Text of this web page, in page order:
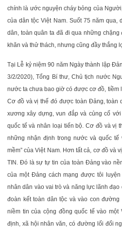
chính là ước nguyện cháy bỏng của
của dân tộc Việt Nam. Suốt 75 năm
dân, toàn quân ta đã đi qua những
khăn và thử thách, nhưng cũng đầy thắng
Tại Lễ kỷ niệm 90 năm Ngày thành lập
3/2/2020), Tổng Bí thư, Chủ tịch nước
nước ta chưa bao giờ có được cơ đồ, tiềm
Cơ đồ và vị thế đó được toàn Đảng, toàn
xương xây dựng, vun đắp và củng cố
quốc tế và nhân loại tiến bộ. Cơ đồ và vị
những nhận định trong nước và quốc tế
mềm” của Việt Nam. Hơn tất cả, cơ đồ và
TIN. Đó là sự tự tin của toàn Đảng vào
của một Đảng cách mạng được tôi
nhân dân vào vai trò và năng lực lãnh
đoàn kết toàn dân tộc và vào con
niềm tin của cộng đồng quốc tế vào
định, xã hội nhân văn, có đường lối đối